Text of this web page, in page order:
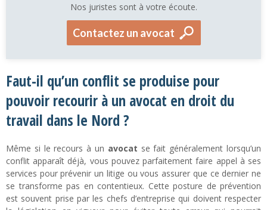
Nos juristes sont à votre écoute.
Contactez un avocat
Faut-il qu’un conflit se produise pour
pouvoir recourir à un avocat en droit du
travail dans le Nord ?
Même si le recours à un avocat se fait généralement lorsqu’un
conflit apparaît déjà, vous pouvez parfaitement faire appel à ses
services pour prévenir un litige ou vous assurer que ce dernier ne
se transforme pas en contentieux. Cette posture de prévention
est souvent prise par les chefs d’entreprise qui doivent respecter